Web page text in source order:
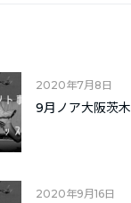
2020年7月8日
9月ノア大阪茨
2020年9月16日